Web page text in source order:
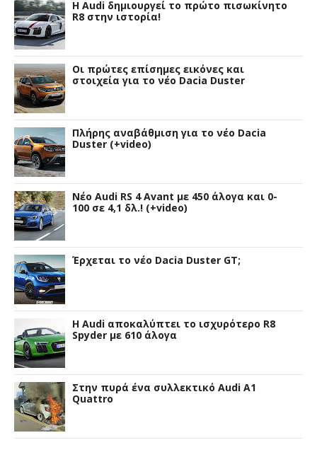
Η Audi δημιουργεί το πρώτο πισωκίνητο
R8 στην ιστορία!
Οι πρώτες επίσημες εικόνες και
στοιχεία για το νέο Dacia Duster
Πλήρης αναβάθμιση για το νέο Dacia
Duster (+video)
Νέο Audi RS 4 Avant με 450 άλογα και 0-
100 σε 4,1 δλ.! (+video)
Έρχεται το νέο Dacia Duster GT;
Η Audi αποκαλύπτει το ισχυρότερο R8
Spyder με 610 άλογα
Στην πυρά ένα συλλεκτικό Audi A1
Quattro